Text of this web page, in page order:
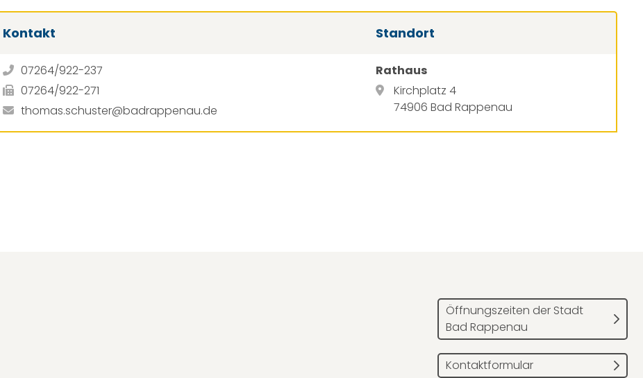
Kontakt Standort
07264/922-237
07264/922-271
thomas.schuster@badrappenau.de
Rathaus
Kirchplatz 4
74906 Bad Rappenau
Öffnungszeiten der Stadt
Bad Rappenau
Kontaktformular